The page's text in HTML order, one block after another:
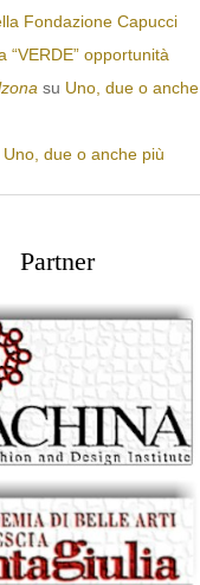
Fondazione Capucci
“VERDE” opportunità
su Uno, due o anche
Uno, due o anche più
Partner